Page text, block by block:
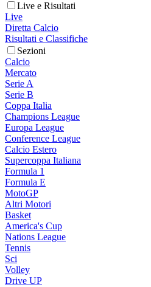
Live e Risultati
Live
Diretta Calcio
Risultati e Classifiche
Sezioni
Calcio
Mercato
Serie A
Serie B
Coppa Italia
Champions League
Europa League
Conference League
Calcio Estero
Supercoppa Italiana
Formula 1
Formula E
MotoGP
Altri Motori
Basket
America's Cup
Nations League
Tennis
Sci
Volley
Drive UP